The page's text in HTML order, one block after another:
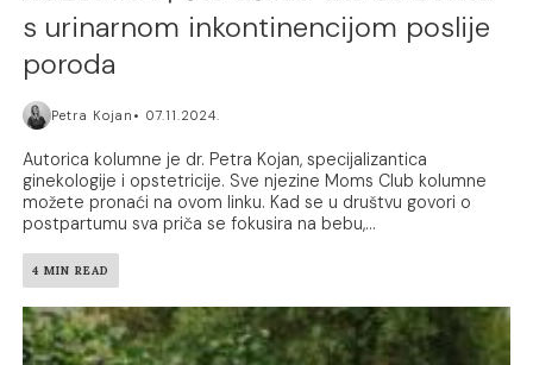
s urinarnom inkontinencijom poslije
poroda
Petra Kojan 07.11.2024.
Autorica kolumne je dr. Petra Kojan, specijalizantica
ginekologije i opstetricije. Sve njezine Moms Club kolumne
možete pronaći na ovom linku. Kad se u društvu govori o
postpartumu sva priča se fokusira na bebu,...
4 MIN READ